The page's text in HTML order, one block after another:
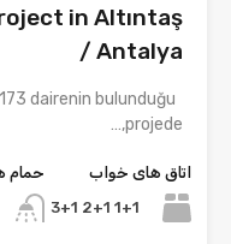
in Altıntaş
/ Antalya
dairenin bulunduğu
projede,…
اتاق های خواب
1+1 2+1 3+1
حمام